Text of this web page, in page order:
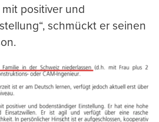
positiver und
schmückt er seinen